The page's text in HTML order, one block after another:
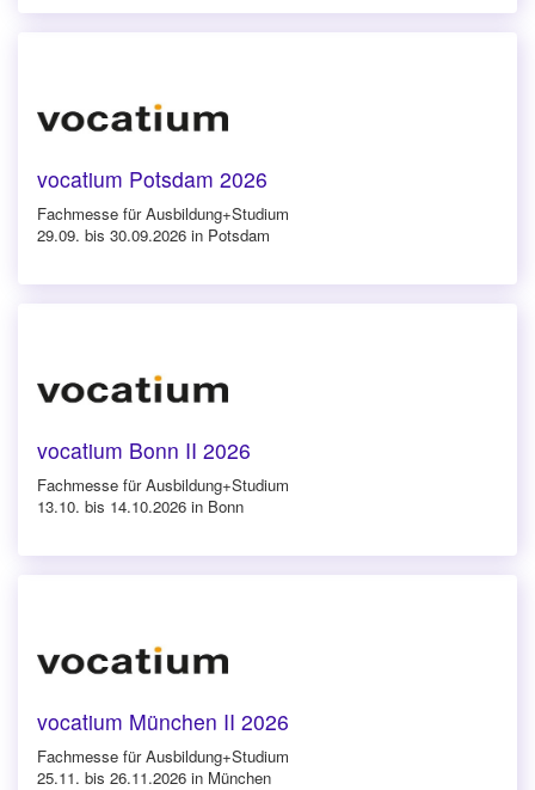
vocatium Potsdam 2026
Fachmesse für Ausbildung+Studium
29.09. bis 30.09.2026 in Potsdam
vocatium Bonn II 2026
Fachmesse für Ausbildung+Studium
13.10. bis 14.10.2026 in Bonn
vocatium München II 2026
Fachmesse für Ausbildung+Studium
25.11. bis 26.11.2026 in München